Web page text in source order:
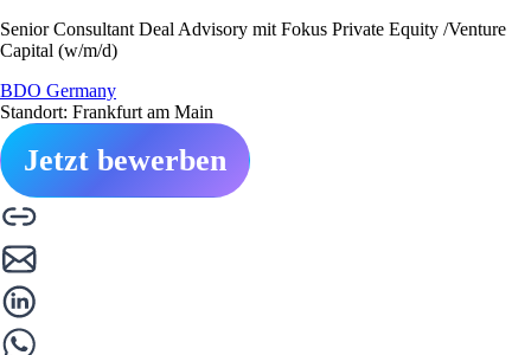
Senior Consultant Deal Advisory mit Fokus Private Equity /Venture
Capital (w/m/d)
BDO Germany
Standort: Frankfurt am Main
Jetzt bewerben